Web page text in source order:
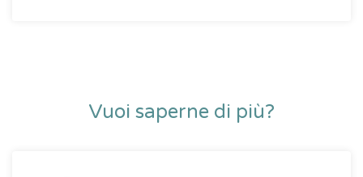
Vuoi saperne di più?